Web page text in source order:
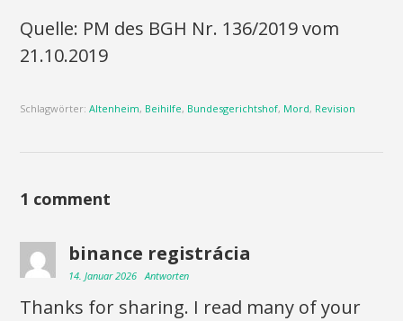
Quelle: PM des BGH Nr. 136/2019 vom
21.10.2019
Schlagwörter:Altenheim, Beihilfe, Bundesgerichtshof, Mord, Revision
1 comment
binance registrácia
14. Januar 2026 Antworten
Thanks for sharing. I read many of your